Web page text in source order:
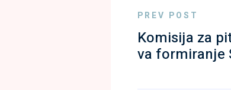
PREV POST
Komisija za
va formiranje